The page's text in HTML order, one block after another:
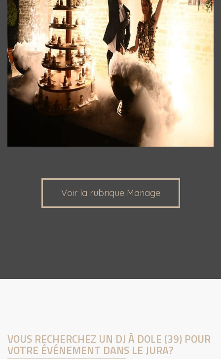
Voir la rubrique Mariage
VOUS RECHERCHEZ UN DJ À DOLE (39) POUR
VOTRE ÉVÉNEMENT DANS LE JURA?